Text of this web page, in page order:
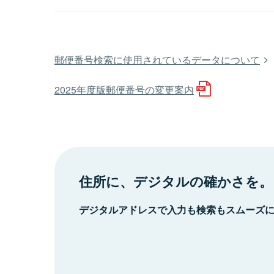
郵便番号検索に使用されているデータについて
2025年度版郵便番号の変更案内
住所に、デジタルの確かさを。
デジタルアドレスで入力も検索もスムーズ